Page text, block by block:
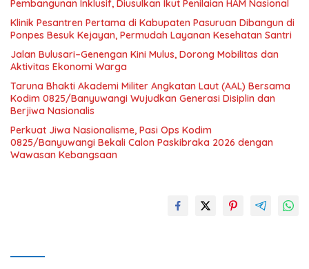
Pembangunan Inklusif, Diusulkan Ikut Penilaian HAM Nasional
Klinik Pesantren Pertama di Kabupaten Pasuruan Dibangun di
Ponpes Besuk Kejayan, Permudah Layanan Kesehatan Santri
Jalan Bulusari–Genengan Kini Mulus, Dorong Mobilitas dan
Aktivitas Ekonomi Warga
Taruna Bhakti Akademi Militer Angkatan Laut (AAL) Bersama
Kodim 0825/Banyuwangi Wujudkan Generasi Disiplin dan
Berjiwa Nasionalis
Perkuat Jiwa Nasionalisme, Pasi Ops Kodim
0825/Banyuwangi Bekali Calon Paskibraka 2026 dengan
Wawasan Kebangsaan